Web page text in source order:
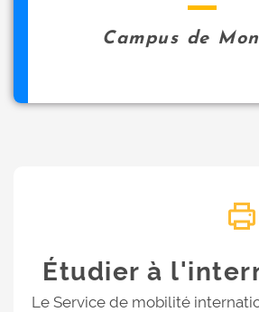
Campus de
Étudier à
Le Service de mobilité